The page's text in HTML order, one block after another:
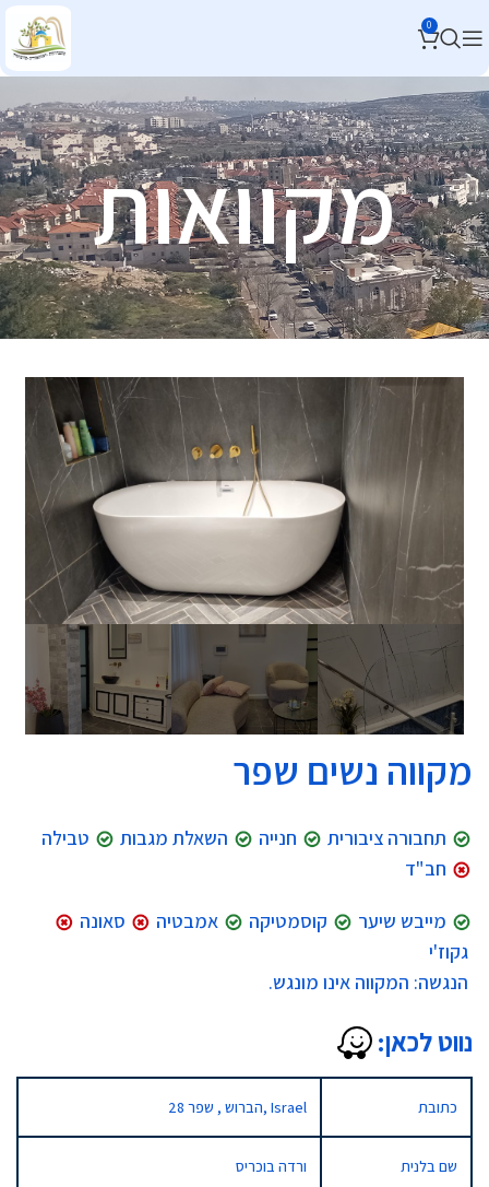
0
מקוואות
מקווה נשים שפר
תחבורה ציבורית חנייה השאלת מגבות
טבילה
חב"ד
מייבש שיער קוסמטיקה אמבטיה
סאונה
גקוז'י
הנגשה: ​המקווה אינו מונגש.
נווט לכאן:
כתובת 28 הברוש , שפר, Israel
שם בלנית ורדה בוכריס